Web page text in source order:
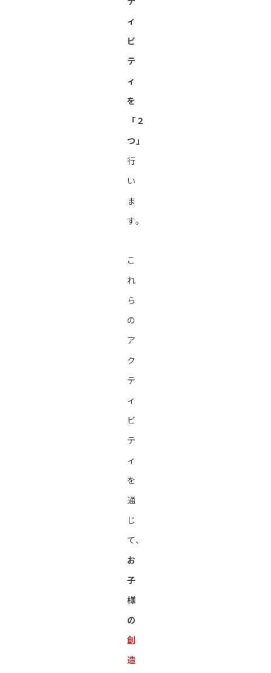
ィ
ビ
テ
ィ
を
「２
つ」
行
い
ま
す。
こ
れ
ら
の
ア
ク
テ
ィ
ビ
テ
ィ
を
通
じ
て、
お
子
様
の
創
造